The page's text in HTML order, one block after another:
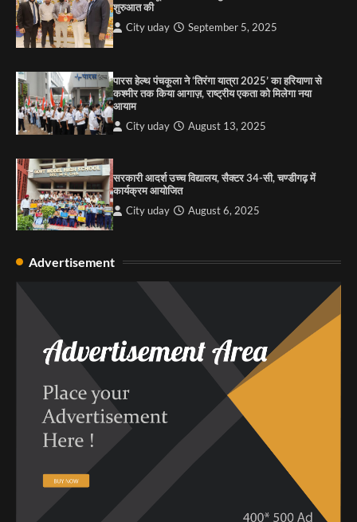
4
शुरुआत की
City uday September 5, 2025
पारस हेल्थ पंचकूला ने ‘तिरंगा यात्रा 2025’ का हरियाणा से
कश्मीर तक किया आगाज़, राष्ट्रीय एकता को मिलेगा नया
आयाम
City uday August 13, 2025
सरकारी आदर्श उच्च विद्यालय, सैक्टर 34-सी, चण्डीगढ़ में
कार्यक्रम आयोजित
City uday August 6, 2025
Advertisement